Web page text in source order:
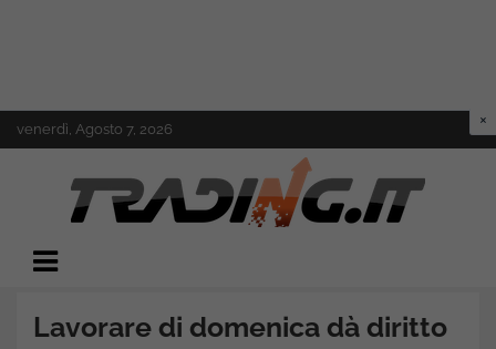
to
venerdì, Agosto 7, 2026
Trading.it
Lavorare di domenica dà diritto